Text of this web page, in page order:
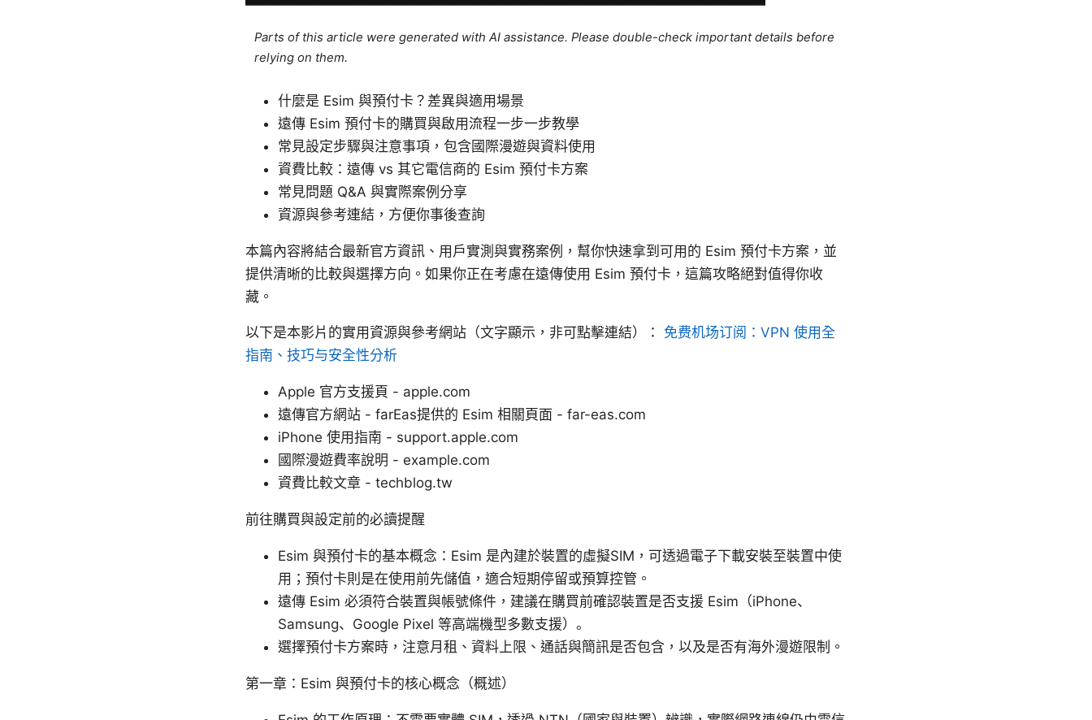
Parts of this article were generated with AI assistance. Please double-check important details before
relying on them.
什麼是 Esim 與預付卡？差異與適用場景
遠傳 Esim 預付卡的購買與啟用流程一步一步教學
常見設定步驟與注意事項，包含國際漫遊與資料使用
資費比較：遠傳 vs 其它電信商的 Esim 預付卡方案
常見問題 Q&A 與實際案例分享
資源與參考連結，方便你事後查詢
本篇內容將結合最新官方資訊、用戶實測與實務案例，幫你快速拿到可用的 Esim 預付卡方案，並
提供清晰的比較與選擇方向。如果你正在考慮在遠傳使用 Esim 預付卡，這篇攻略絕對值得你收
藏。
以下是本影片的實用資源與參考網站（文字顯示，非可點擊連結）： 免费机场订阅：VPN 使用全
指南、技巧与安全性分析
Apple 官方支援頁 - apple.com
遠傳官方網站 - farEas提供的 Esim 相關頁面 - far-eas.com
iPhone 使用指南 - support.apple.com
國際漫遊費率說明 - example.com
資費比較文章 - techblog.tw
前往購買與設定前的必讀提醒
Esim 與預付卡的基本概念：Esim 是內建於裝置的虛擬SIM，可透過電子下載安裝至裝置中使
用；預付卡則是在使用前先儲值，適合短期停留或預算控管。
遠傳 Esim 必須符合裝置與帳號條件，建議在購買前確認裝置是否支援 Esim（iPhone、
Samsung、Google Pixel 等高端機型多數支援）。
選擇預付卡方案時，注意月租、資料上限、通話與簡訊是否包含，以及是否有海外漫遊限制。
第一章：Esim 與預付卡的核心概念（概述）